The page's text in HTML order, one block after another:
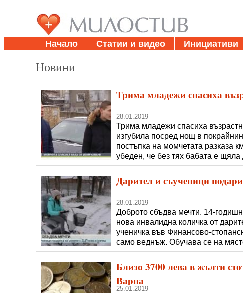
Начало Статии и видео Инициативи
Новини
Трима младежи спасиха
28.01.2019
Трима младежи спасиха
изгубила посред нощ в
постъпка на момчетата разказа
убеден, че без тях бабата е
приятел решили посред нощ да
Оборище забелязали самотно
Дарител и съученици
28.01.2019
Доброто сбъдва мечти. 14-
нова инвалидна количка от
ученичка във Финансово-
само веднъж. Обучава се на
й да се придвижва сама с
организират базар с приготвена
Близо 3700 лева в жълти
Варна
25.01.2019